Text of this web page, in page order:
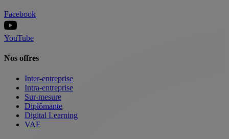
Facebook
YouTube
Nos offres
Inter-entreprise
Intra-entreprise
Sur-mesure
Diplômante
Digital Learning
VAE